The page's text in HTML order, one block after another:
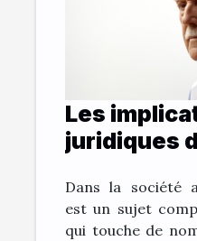
Les
juridiques
Dans la société
est un sujet
qui touche de